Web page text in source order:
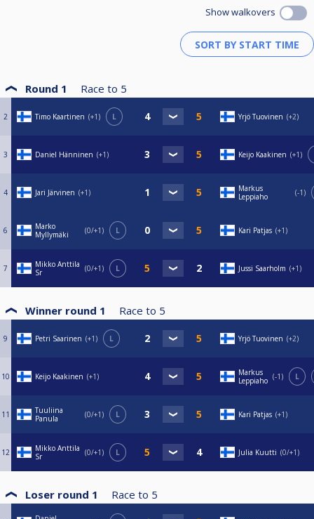
Show walkovers
Round 1 Race to 5
2 Timo Kaartinen +1 L Yrjö Tuovinen +2
3 Daniel Hänninen +1 Keijo Kaakinen +1
4 Jari Järvinen +1
Markus
Leppiaho
-1
6
Marko
Myllymäki
0/+1 L Kari Patjas +1
7
Mikko Anttila
Sr
0/+1 L Jussi Saarholm +1
Winner round 1 Race to 5
9 Petri Saarinen +1 L Yrjö Tuovinen +2
10 Keijo Kaakinen +1
Markus
Leppiaho
-1 L
11
Tuuliina
Panula
0/+1 L Kari Patjas +1
12
Mikko Anttila
Sr
0/+1 L Julia Kuutti 0/+1
Loser round 1 Race to 5